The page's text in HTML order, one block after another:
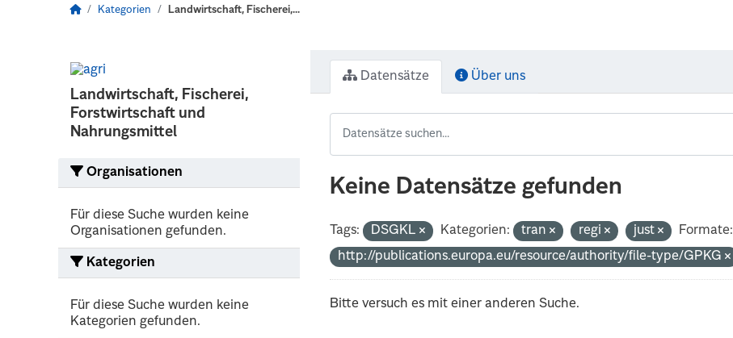
Kategorien Landwirtschaft, Fischerei,...
Landwirtschaft, Fischerei,
Forstwirtschaft und
Nahrungsmittel
Organisationen
Für diese Suche wurden keine
Organisationen gefunden.
Kategorien
Für diese Suche wurden keine
Kategorien gefunden.
Datensätze Über uns
Keine Datensätze gefunden
Tags: DSGKL Kategorien: tran regi just
Formate:
http://publications.europa.eu/resource/authority/file-type/GPKG
Bitte versuch es mit einer anderen Suche.